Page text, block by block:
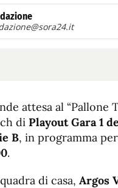
attesa al “Pallone
di Playout Gara 1
B, in programma
.
di casa, Argos